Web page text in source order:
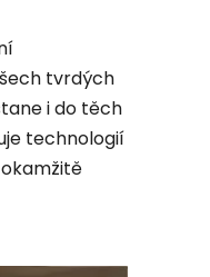
tvrdých
i do těch
technologií